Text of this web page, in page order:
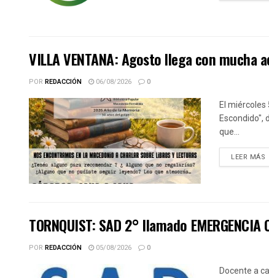
VILLA VENTANA: Agosto llega con
POR REDACCIÓN 06/08/2026 0
El
Escondido",
que...
LEER MÁS
TORNQUIST: SAD 2° llamado EMERGENCIA
POR REDACCIÓN 05/08/2026 0
Docente a